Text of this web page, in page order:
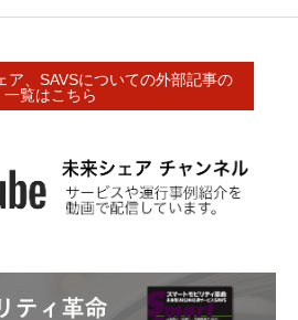
ア、SAVSについての外部記事の
一覧はこちら